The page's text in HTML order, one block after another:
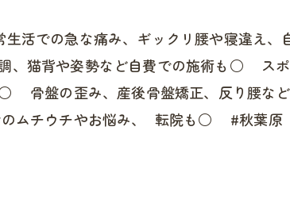
活での急な痛み、ギックリ腰や寝違え
、猫背や姿勢など自費での施術も○ ス
○ 骨盤の歪み、産後骨盤矯正、反り腰
ムチウチやお悩み、 転院も○ #秋葉原